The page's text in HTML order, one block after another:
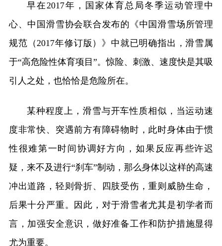
早在2017年，国家体育总局冬季运动管理中
心、中国滑雪协会联合发布的《中国滑雪场所管理
规范（2017年修订版）》中就已明确指出，滑雪属
于“高危险性体育项目”。惊险、刺激、速度快是其吸
引人之处，也恰恰是危险所在。
某种程度上，滑雪与开车性质相似，当运动速
度非常快、突遇前方有障碍物时，此时身体由于惯
性很难第一时间协调好方向，如果反应再些许迟
疑，来不及进行“刹车”制动，那么身体以这样的高速
冲出道路，轻则骨折、四肢受伤，重则威胁生命，
后果十分严重。因此，对于滑雪者尤其是初学者而
言，加强安全意识，做好准备工作和防护措施显得
尤为重要。